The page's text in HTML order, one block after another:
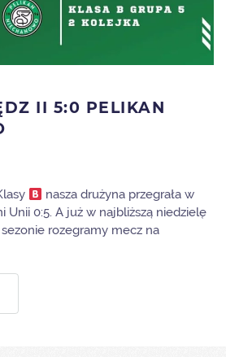
II 5:0 PELIKAN
nasza drużyna przegrała w
Unii 0:5. A już w najbliższą niedzielę
rozegramy mecz na